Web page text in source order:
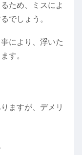
ため、ミスによ
でしょう。
により、浮いた
す。
ますが、デメリ